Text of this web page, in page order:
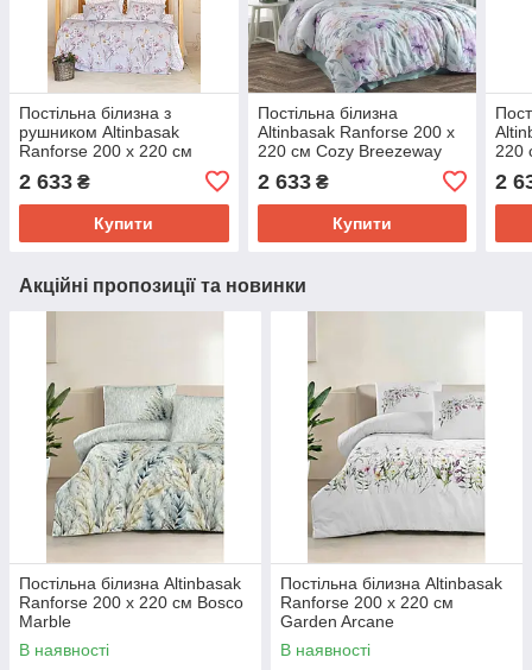
Постільна білизна з
рушником Altinbasak
Ranforse 200 х 220 см
2 633 ₴
Купити
Постільна білизна
Altinbasak Ranforse 200 х
220 см Cozy Breezeway
2 633₴
Купити
220
2
Акційні пропозиції та новинки
Постільна білизна Altinbasak
Ranforse 200 х 220 см Bosco
Marble
В наявності
Постільна білизна Altinbasak
Ranforse 200 х 220 см
Garden Arcane
В наявності